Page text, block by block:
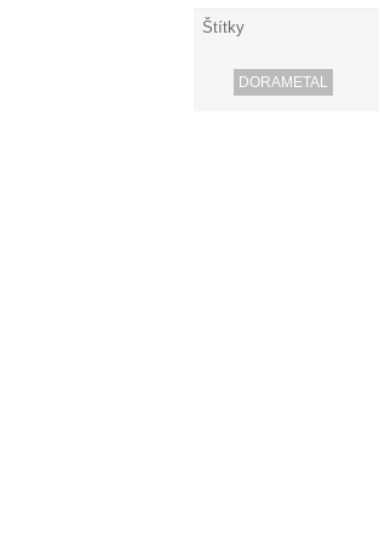
Štítky
DORAMETAL